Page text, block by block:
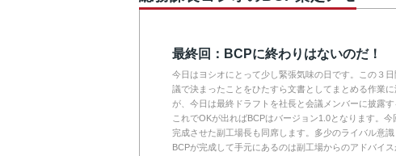
最終回：BCPに終わりはないのだ！
今日はヨシオにとって少し緊張気味の日です。この３
議で決まったことをひたすら文書としてまとめる作業
が、今日は最終ドラフトを社長と会議メンバーに披露す
これでOKが出ればBCPはバージョン1.0となります。今
完成させた副工場長も同席します。多少のライバル意
BCPが完成して手元にあるのは副工場からのアドバイ